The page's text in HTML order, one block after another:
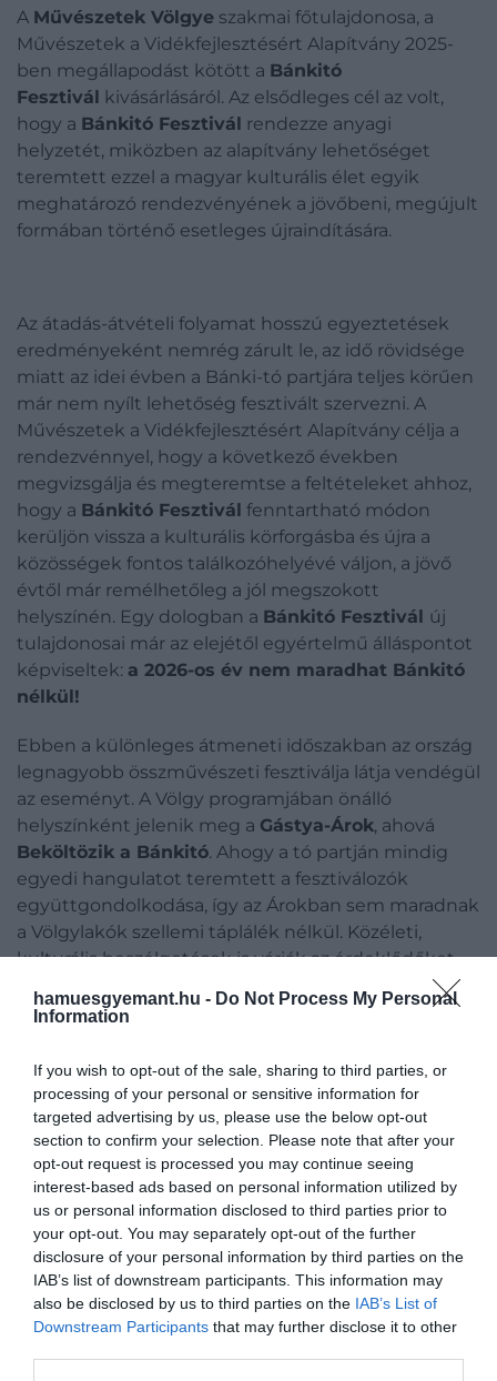
hamuesgyemant.hu - Do Not Process My Personal
Information
If you wish to opt-out of the sale, sharing to third parties, or
processing of your personal or sensitive information for
targeted advertising by us, please use the below opt-out
section to confirm your selection. Please note that after your
opt-out request is processed you may continue seeing
interest-based ads based on personal information utilized by
us or personal information disclosed to third parties prior to
your opt-out. You may separately opt-out of the further
disclosure of your personal information by third parties on the
IAB’s list of downstream participants. This information may
also be disclosed by us to third parties on the IAB’s List of
Downstream Participants that may further disclose it to other
A Művészetek Völgye szakmai főtulajdonosa, a
Művészetek a Vidékfejlesztésért Alapítvány 2025-
ben megállapodást kötött a Bánkitó
Fesztivál kivásárlásáról. Az elsődleges cél az volt,
hogy a Bánkitó Fesztivál rendezze anyagi
helyzetét, miközben az alapítvány lehetőséget
teremtett ezzel a magyar kulturális élet egyik
meghatározó rendezvényének a jövőbeni, megújult
formában történő esetleges újraindítására.
Az átadás-átvételi folyamat hosszú egyeztetések
eredményeként nemrég zárult le, az idő rövidsége
miatt az idei évben a Bánki-tó partjára teljes körűen
már nem nyílt lehetőség fesztivált szervezni. A
Művészetek a Vidékfejlesztésért Alapítvány célja a
rendezvénnyel, hogy a következő években
megvizsgálja és megteremtse a feltételeket ahhoz,
hogy a Bánkitó Fesztivál fenntartható módon
kerüljön vissza a kulturális körforgásba és újra a
közösségek fontos találkozóhelyévé váljon, a jövő
évtől már remélhetőleg a jól megszokott
helyszínén. Egy dologban a Bánkitó Fesztivál új
tulajdonosai már az elejétől egyértelmű álláspontot
képviseltek: a 2026-os év nem maradhat Bánkitó
nélkül!
Ebben a különleges átmeneti időszakban az ország
legnagyobb összművészeti fesztiválja látja vendégül
az eseményt. A Völgy programjában önálló
helyszínként jelenik meg a Gástya-Árok, ahová
Beköltözik a Bánkitó. Ahogy a tó partján mindig
egyedi hangulatot teremtett a fesztiválozók
együttgondolkodása, így az Árokban sem maradnak
a Völgylakók szellemi táplálék nélkül. Közéleti,
kulturális beszélgetések is várják az érdeklődőket
több alkalommal, melynek során aktív társadalmi
kérdések kerülnek majd előtérbe.